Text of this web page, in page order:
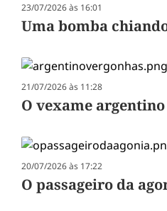
23/07/2026 às 16:01
Uma bomba
21/07/2026 às 11:28
O vexame argentino
20/07/2026 às 17:22
O passageiro da